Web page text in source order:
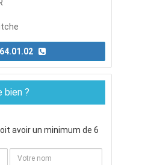
bien ?
avoir un minimum de 6